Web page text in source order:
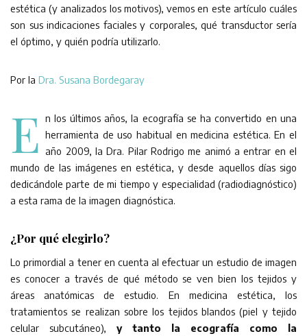
estética (y analizados los motivos), vemos en este artículo cuáles
son sus indicaciones faciales y corporales, qué transductor sería
el óptimo, y quién podría utilizarlo.
Por la Dra. Susana Bordegaray
E
n los últimos años, la ecografía se ha convertido en una
herramienta de uso habitual en medicina estética. En el
año 2009, la Dra. Pilar Rodrigo me animó a entrar en el
mundo de las imágenes en estética, y desde aquellos días sigo
dedicándole parte de mi tiempo y especialidad (radiodiagnóstico)
a esta rama de la imagen diagnóstica.
¿Por qué elegirlo?
Lo primordial a tener en cuenta al efectuar un estudio de imagen
es conocer a través de qué método se ven bien los tejidos y
áreas anatómicas de estudio. En medicina estética, los
tratamientos se realizan sobre los tejidos blandos (piel y tejido
celular subcutáneo), y tanto la ecografía como la